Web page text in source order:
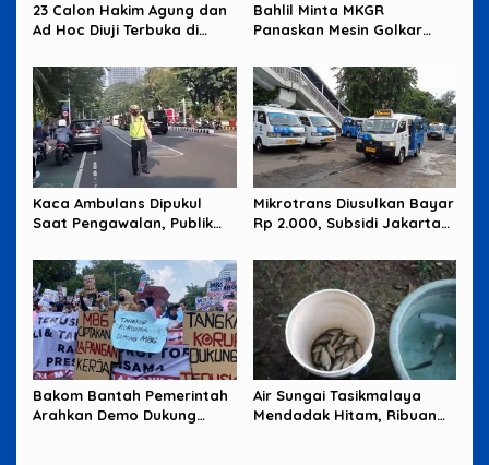
23 Calon Hakim Agung dan
Ad Hoc Diuji Terbuka di
Bahlil Minta MKGR
Panaskan Mesin Golkar
Kaca Ambulans Dipukul
Saat Pengawalan, Publik
Mikrotrans Diusulkan Bayar
Rp 2.000, Subsidi Jakarta
Bakom Bantah Pemerintah
Arahkan Demo Dukung
Air Sungai Tasikmalaya
Mendadak Hitam, Ribuan